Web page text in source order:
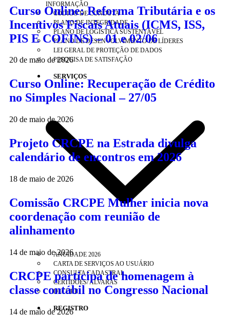
INFORMAÇÃO
CÓDIGO DE CONDUTA
PLANO DE INTEGRIDADE
PLANO DE LOGÍSTICA SUSTENTÁVEL
PLANO DE DESENVOLVIMENTO DE LÍDERES
LEI GERAL DE PROTEÇÃO DE DADOS
PESQUISA DE SATISFAÇÃO
SERVIÇOS
ANUIDADE 2026
CARTA DE SERVIÇOS AO USUÁRIO
CONSULTA CADASTRAL
CERTIDÕES/ ALVARÁS
DECORE
REGISTRO
Curso Online: Reforma Tributária e os
Incentivos Fiscais Atuais (ICMS, ISS,
PIS E COFINS) – 01 e 02/06
20 de maio de 2026
Curso Online: Recuperação de Crédito
no Simples Nacional – 27/05
20 de maio de 2026
Projeto CRCPE na Estrada divulga
calendário de encontros em 2026
18 de maio de 2026
Comissão CRCPE Mulher inicia nova
coordenação com reunião de
alinhamento
14 de maio de 2026
CRCPE participa de homenagem à
classe contábil no Congresso Nacional
14 de maio de 2026